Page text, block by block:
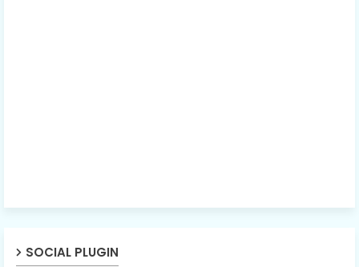
SOCIAL PLUGIN